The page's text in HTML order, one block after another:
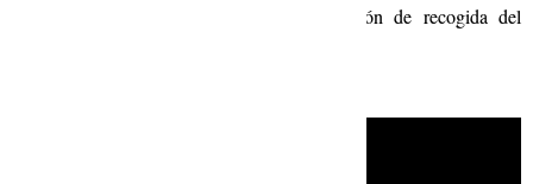
solicitar a la Operadora el link de ubicación de recogida del